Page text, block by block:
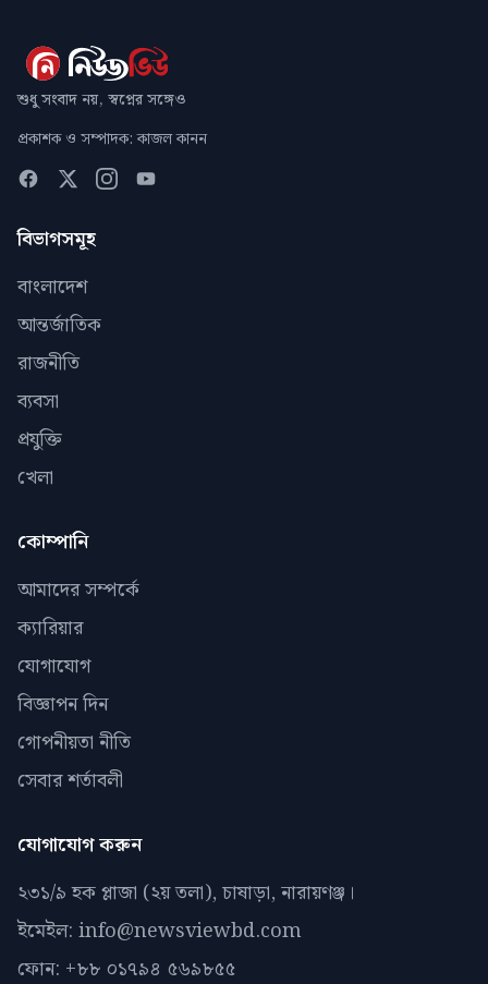
শুধু সংবাদ নয়, স্বপ্নের সঙ্গেও
প্রকাশক ও সম্পাদক: কাজল কানন
বিভাগসমূহ
বাংলাদেশ
আন্তর্জাতিক
রাজনীতি
ব্যবসা
প্রযুক্তি
খেলা
কোম্পানি
আমাদের সম্পর্কে
ক্যারিয়ার
যোগাযোগ
বিজ্ঞাপন দিন
গোপনীয়তা নীতি
সেবার শর্তাবলী
যোগাযোগ করুন
২৩১/৯ হক প্লাজা (২য় তলা), চাষাড়া, নারায়ণঞ্জ।
ইমেইল: info@newsviewbd.com
ফোন: +৮৮ ০১৭৯৪ ৫৬৯৮৫৫